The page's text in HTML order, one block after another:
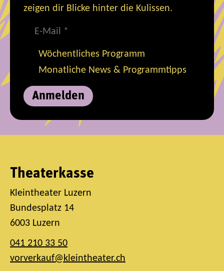
zeigen dir Blicke hinter die Kulissen.
Wöchentliches Programm
Monatliche News & Programmtipps
Anmelden
Theaterkasse
Kleintheater Luzern
Bundesplatz 14
6003 Luzern
041 210 33 50
vorverkauf@kleintheater.ch